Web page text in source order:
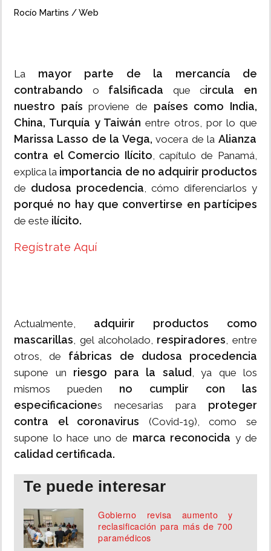
Rocío Martins / Web
La mayor parte de la mercancía de
contrabando o falsificada que circula en
nuestro país proviene de países como India,
China, Turquía y Taiwán entre otros, por lo que
Marissa Lasso de la Vega, vocera de la Alianza
contra el Comercio Ilícito, capítulo de Panamá,
explica la importancia de no adquirir productos
de dudosa procedencia, cómo diferenciarlos y
porqué no hay que convertirse en partícipes
de este ilícito.
Regístrate Aquí
Actualmente, adquirir productos como
mascarillas, gel alcoholado, respiradores, entre
otros, de fábricas de dudosa procedencia
supone un riesgo para la salud , ya que los
mismos pueden no cumplir con las
especificaciones necesarias para proteger
contra el coronavirus (Covid-19), como se
supone lo hace uno de marca reconocida y de
calidad certificada.
Te puede interesar
Gobierno revisa aumento y
reclasificación para más de 700
paramédicos